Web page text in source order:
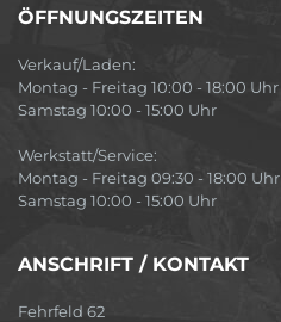
ÖFFNUNGSZEITEN
Verkauf/Laden:
Montag - Freitag 10:00 - 18:00 Uhr
Samstag 10:00 - 15:00 Uhr
Werkstatt/Service:
Montag - Freitag 09:30 - 18:00 Uhr
Samstag 10:00 - 15:00 Uhr
ANSCHRIFT / KONTAKT
Fehrfeld 62